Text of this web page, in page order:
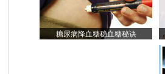
糖尿病降血糖稳血糖秘诀